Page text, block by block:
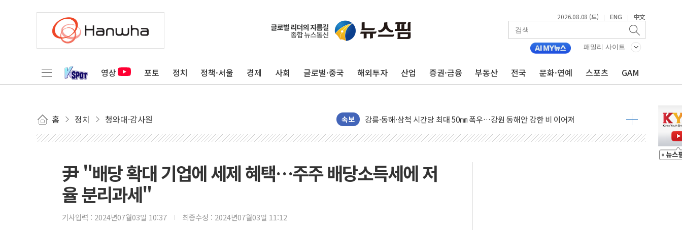
2026.08.08 (토) | ENG | 中文
패밀리 사이트
영상 포토 정치 정책·서울 경제 사회 글로벌·중국 해외투자 산업 증권·금융 부동산 전국 문화·연예 스포츠 GAM
홈 정치 청와대·감사원 속보
김민석, 2주차 제주·인천 경선서 정청래에 승리...47.75% vs 42.08%
[속보] 민주, 제주·인천 경선 결과 발표...김민석 47.75% 정청래 42.08%
[속보] 민주, 제주 경선 결과 발표...김민석 52.64% 정청래 39.89% 송영길 7.47%
이번주 국내 주요 금융일정(8.10~8.14)
강릉·동해·삼척 시간당 최대 50㎜ 폭우…강원 동해안 강한 비 이어져
폐기물 수거하다 참변…60대 환경미화원 수거차에 치여 사망
李대통령 "결혼 때문에 손해 보는 일 없게"…'결혼 페널티' 22개 과제 손본다
여수 오동도 인근 해상서 모터보트 전복…1명 사망·1명 실종
尹 "배당 확대 기업에 세제 혜택…주주 배당소득세에 저
율 분리과세"
기사입력 : 2024년07월03일 10:37 최종수정 : 2024년07월03일 11:12